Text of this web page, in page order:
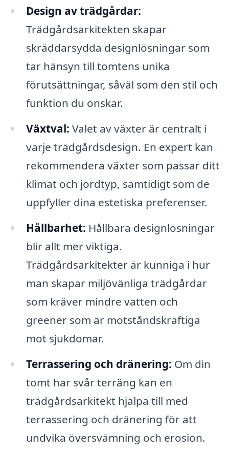
Design av trädgårdar:
Trädgårdsarkitekten skapar
skräddarsydda designlösningar som
tar hänsyn till tomtens unika
förutsättningar, såväl som den stil och
funktion du önskar.
Växtval: Valet av växter är centralt i
varje trädgårdsdesign. En expert kan
rekommendera växter som passar ditt
klimat och jordtyp, samtidigt som de
uppfyller dina estetiska preferenser.
Hållbarhet: Hållbara designlösningar
blir allt mer viktiga.
Trädgårdsarkitekter är kunniga i hur
man skapar miljövänliga trädgårdar
som kräver mindre vatten och
greener som är motståndskraftiga
mot sjukdomar.
Terrassering och dränering: Om din
tomt har svår terräng kan en
trädgårdsarkitekt hjälpa till med
terrassering och dränering för att
undvika översvämning och erosion.